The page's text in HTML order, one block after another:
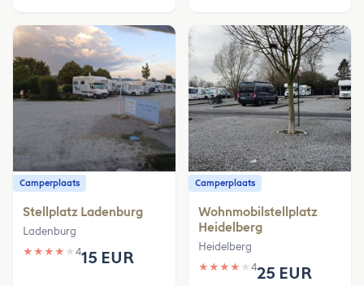
Camperplaats
Stellplatz Ladenburg
Ladenburg
★ ★ ★ ★ ★ 415 EUR
Camperplaats
Wohnmobilstellplatz
Heidelberg
Heidelberg
★ ★ ★ ★ ★ 425 EUR